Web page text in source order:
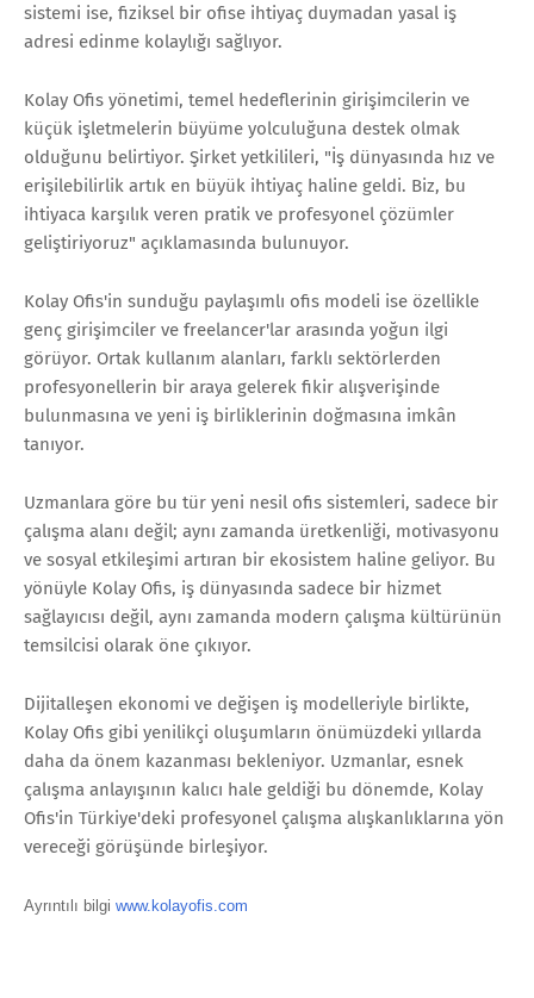
sistemi ise, fiziksel bir ofise ihtiyaç duymadan yasal iş
adresi edinme kolaylığı sağlıyor.
Kolay Ofis yönetimi, temel hedeflerinin girişimcilerin ve
küçük işletmelerin büyüme yolculuğuna destek olmak
olduğunu belirtiyor. Şirket yetkilileri, "İş dünyasında hız ve
erişilebilirlik artık en büyük ihtiyaç haline geldi. Biz, bu
ihtiyaca karşılık veren pratik ve profesyonel çözümler
geliştiriyoruz" açıklamasında bulunuyor.
Kolay Ofis'in sunduğu paylaşımlı ofis modeli ise özellikle
genç girişimciler ve freelancer'lar arasında yoğun ilgi
görüyor. Ortak kullanım alanları, farklı sektörlerden
profesyonellerin bir araya gelerek fikir alışverişinde
bulunmasına ve yeni iş birliklerinin doğmasına imkân
tanıyor.
Uzmanlara göre bu tür yeni nesil ofis sistemleri, sadece bir
çalışma alanı değil; aynı zamanda üretkenliği, motivasyonu
ve sosyal etkileşimi artıran bir ekosistem haline geliyor. Bu
yönüyle Kolay Ofis, iş dünyasında sadece bir hizmet
sağlayıcısı değil, aynı zamanda modern çalışma kültürünün
temsilcisi olarak öne çıkıyor.
Dijitalleşen ekonomi ve değişen iş modelleriyle birlikte,
Kolay Ofis gibi yenilikçi oluşumların önümüzdeki yıllarda
daha da önem kazanması bekleniyor. Uzmanlar, esnek
çalışma anlayışının kalıcı hale geldiği bu dönemde, Kolay
Ofis'in Türkiye'deki profesyonel çalışma alışkanlıklarına yön
vereceği görüşünde birleşiyor.
Ayrıntılı bilgi www.kolayofis.com